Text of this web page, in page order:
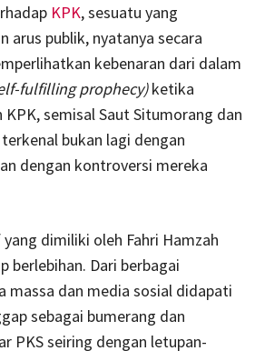
KPK, sesuatu yang
arus publik, nyatanya secara
kebenaran dari dalam
fulfilling prophecy)ketika
semisal Saut Situmorang dan
bukan lagi dengan
dengan kontroversi mereka
dimiliki oleh Fahri Hamzah
berlebihan. Dari berbagai
massa dan media sosial didapati
sebagai bumerang dan
PKS seiring dengan letupan-